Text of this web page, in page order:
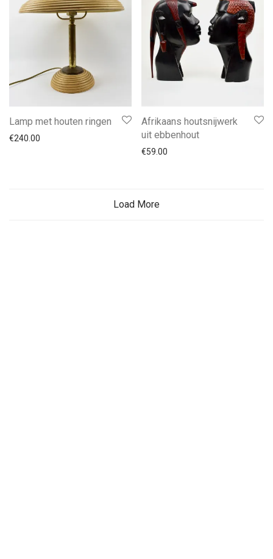
Lamp met houten ringen
€240.00
Afrikaans houtsnijwerk
uit ebbenhout
€59.00
Load More